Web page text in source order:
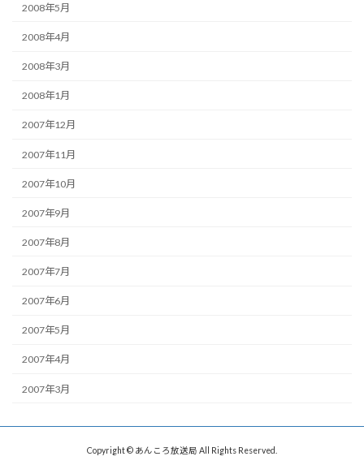
2008年5月
2008年4月
2008年3月
2008年1月
2007年12月
2007年11月
2007年10月
2007年9月
2007年8月
2007年7月
2007年6月
2007年5月
2007年4月
2007年3月
Copyright © あんころ放送局 All Rights Reserved.